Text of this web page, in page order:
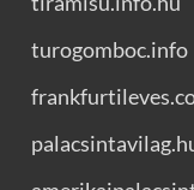
turogomboc.info